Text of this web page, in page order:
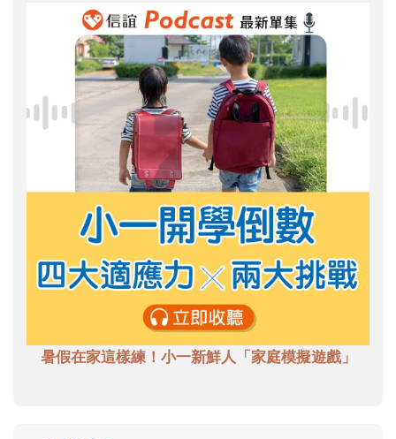
暑假在家這樣練！小一新鮮人「家庭模擬遊戲」